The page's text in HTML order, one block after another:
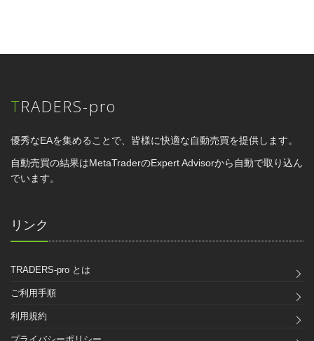
TRADERS-pro
優秀なEAを集めることで、皆様に快適な自動売買を提供します。
自動売買の結果はMetaTraderのExpert Advisorから自動で取り込ん
でいます。
リンク
TRADERS-pro とは
ご利用手順
利用規約